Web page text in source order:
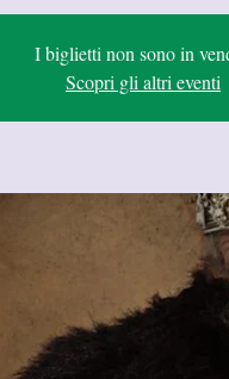
I biglietti non sono in
Scopri gli altri eventi